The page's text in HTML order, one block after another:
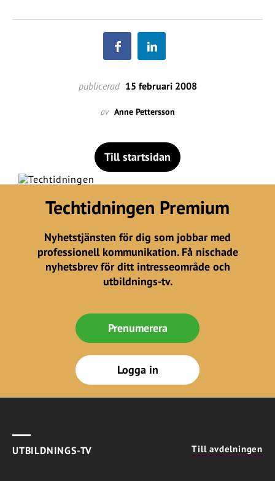
publicerad 15 februari 2008
av Anne Pettersson
Till startsidan
Techtidningen Premium
Nyhetstjänsten för dig som jobbar med
professionell kommunikation. Få nischade
nyhetsbrev för ditt intresseområde och
utbildnings-tv.
Prenumerera
Logga in
UTBILDNINGS-TV Till avdelningen